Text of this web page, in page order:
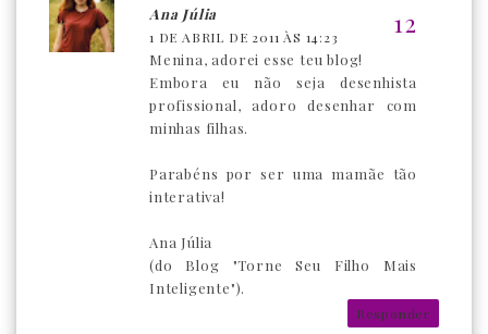
Ana Júlia
1 DE ABRIL DE 2011 ÀS 14:23
Menina, adorei esse teu blog!
Embora eu não seja desenhista
profissional, adoro desenhar com
minhas filhas.
Parabéns por ser uma mamãe tão
interativa!
Ana Júlia
(do Blog "Torne Seu Filho Mais
Inteligente").
Responder